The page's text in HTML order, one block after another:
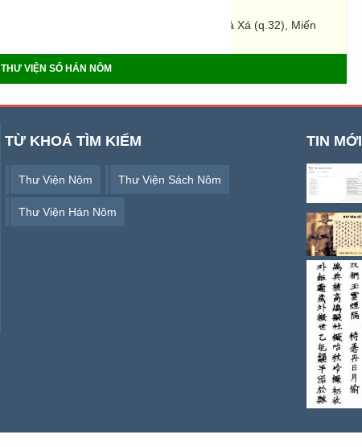
Cao Miên (q.31), Xiêm La, Thuỷ Xá, Hoả Xá (q.32), Miến
VIỆN SỐ HÁN NÔM
TỪ KHOÁ TÌM KIẾM
Thư Viện Nôm Thư Viện Sách Nôm
Thư Viện Hán Nôm
TIN MỚI